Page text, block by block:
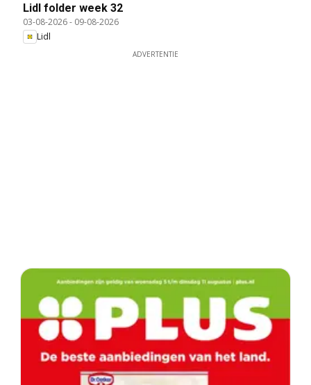
Lidl folder week 32
03-08-2026- 09-08-2026
Lidl
ADVERTENTIE